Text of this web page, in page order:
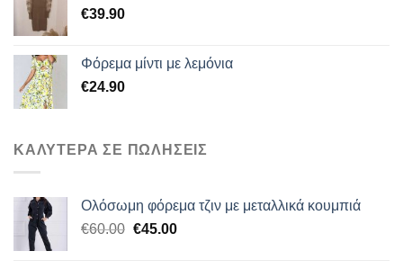
€39.90
Φόρεμα μίντι με λεμόνια
€24.90
ΚΑΛΥΤΕΡΑ ΣΕ ΠΩΛΗΣΕΙΣ
Ολόσωμη φόρεμα τζιν με μεταλλικά κουμπιά
€60.00 Original
€45.00Η